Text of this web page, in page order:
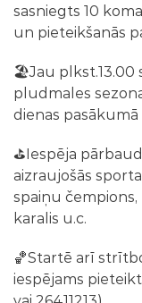
sasniegts 10
un pieteikšanās
🏖Jau plkst.13.00
pludmales
dienas pasākumā
⛳️Iespēja
aizraujošās
spaiņu čempions,
karalis u.c.
🏀Startē arī
iespējams